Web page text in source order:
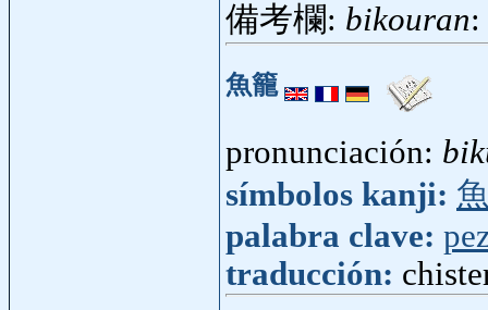
備考欄: bikouran:
魚籠
pronunciación:
símbolos kanji:
palabra clave:
traducción: